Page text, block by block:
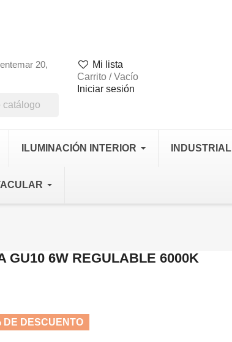
20,
Mi lista
Carrito / Vacío
Iniciar sesión
ILUMINACIÓN INTERIOR INDUSTRIAL
GU10 6W REGULABLE 6000K
DE DESCUENTO